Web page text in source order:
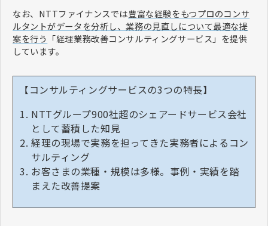
なお、NTTファイナンスでは豊富な経験をもつプロのコンサ
ルタントがデータを分析し、業務の見直しについて最適な提
案を行う 「経理業務改善コンサルティングサービス」を提供
しています。
【コンサルティングサービスの3つの特長】
NTTグループ900社超のシェアードサービス会社
として蓄積した知見
経理の現場で実務を担ってきた実務者によるコン
サルティング
お客さまの業種・規模は多様。事例・実績を踏
まえた改善提案